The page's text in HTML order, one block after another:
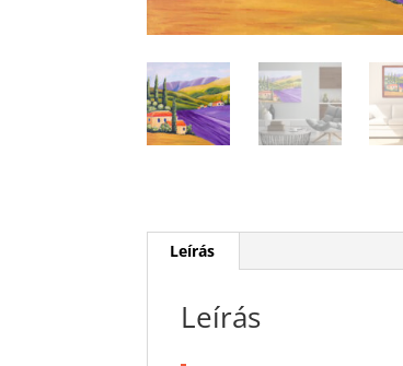
Leírás
Leírás